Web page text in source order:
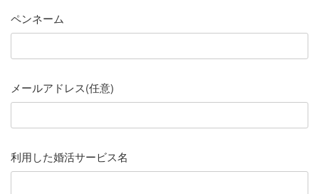
ペンネーム
メールアドレス(任意)
利用した婚活サービス名